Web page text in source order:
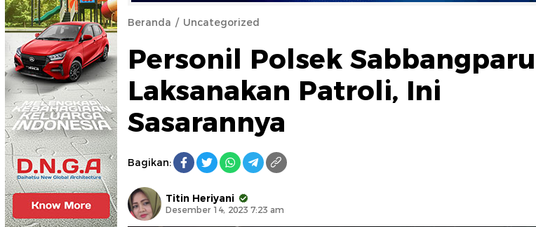
Beranda Uncategorized
Personil Polsek Sabbangparu
Laksanakan Patroli, Ini
Sasarannya
Bagikan:
Titin Heriyani
Desember 14, 2023 7:23 am